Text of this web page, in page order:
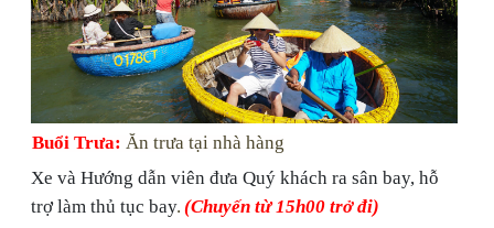
Buổi Trưa: Ăn trưa tại nhà hàng
Xe và Hướng dẫn viên đưa Quý khách ra sân bay, hỗ
trợ làm thủ tục bay. (Chuyến từ 15h00 trở đi)